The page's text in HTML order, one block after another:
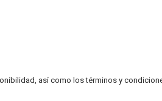
así como los términos y